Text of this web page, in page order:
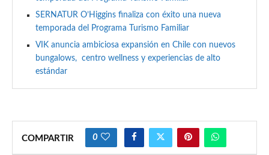
SERNATUR O’Higgins finaliza con éxito una nueva
temporada del Programa Turismo Familiar
VIK anuncia ambiciosa expansión en Chile con nuevos
bungalows, centro wellness y experiencias de alto
estándar
COMPARTIR 0